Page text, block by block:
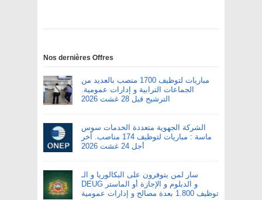
Nos dernières Offres
مباريات لتوظيف 1700 منصب بالعديد من
الجماعات الترابية و إدارات عمومية.
الترشيح قبل 28 غشت 2026
الشركة الجهوية متعددة الخدمات سوس
ماسة : مباريات لتوظيف 174 مناصب. آخر
أجل 24 غشت 2026
سار لمن يتوفرون على البكالوريا و الـ
DEUG و الدبلوم و الإجازة أو الماستر
توظيف 1.800 بعدة مصالح و إدارات عمومية